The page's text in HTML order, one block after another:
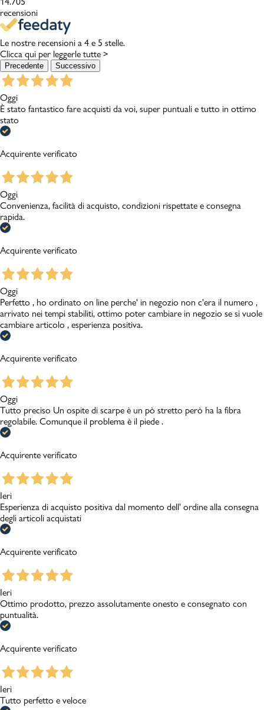
recensioni
Le nostre recensioni a 4 e 5 stelle.
Clicca qui per leggerle tutte >
Precedente Successivo
Oggi
È stato fantastico fare acquisti da voi, super puntuali e tutto in ottimo
stato
Acquirente verificato
Oggi
Convenienza, facilità di acquisto, condizioni rispettate e consegna
rapida.
Acquirente verificato
Oggi
Perfetto , ho ordinato on line perche' in negozio non c'era il numero ,
arrivato nei tempi stabiliti, ottimo poter cambiare in negozio se si vuole
cambiare articolo , esperienza positiva.
Acquirente verificato
Oggi
Tutto preciso Un ospite di scarpe è un pò stretto però ha la fibra
regolabile. Comunque il problema è il piede .
Acquirente verificato
Ieri
Esperienza di acquisto positiva dal momento dell' ordine alla consegna
degli articoli acquistati
Acquirente verificato
Ieri
Ottimo prodotto, prezzo assolutamente onesto e consegnato con
puntualità.
Acquirente verificato
Ieri
Tutto perfetto e veloce